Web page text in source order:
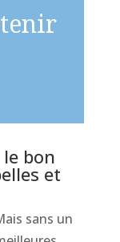
bon
et
sans un